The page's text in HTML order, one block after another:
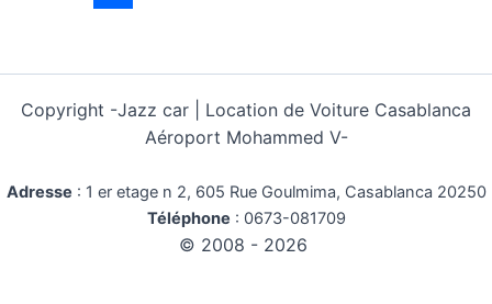
Copyright -Jazz car | Location de Voiture Casablanca
Aéroport Mohammed V-
Adresse : 1 er etage n 2, 605 Rue Goulmima, Casablanca 20250
Téléphone : 0673-081709
© 2008 - 2026